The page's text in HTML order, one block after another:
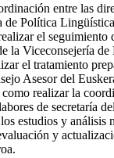
entre las
de Política
el seguimiento
la Viceconsejería
el tratamiento
Asesor del
como realizar la
de secretaría
estudios y análisis
y